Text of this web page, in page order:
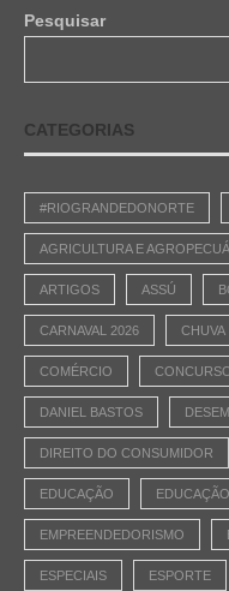
Pesquisar
CATEGORIAS
#RIOGRANDEDONORTE
AGRICULTURA E
ARTIGOS ASSÚ
CARNAVAL 2026 CHUVA
COMÉRCIO
DANIEL BASTOS
DIREITO DO CONSUMIDOR
EDUCAÇÃO
EMPREENDEDORISMO
ESPECIAIS ESPORTE